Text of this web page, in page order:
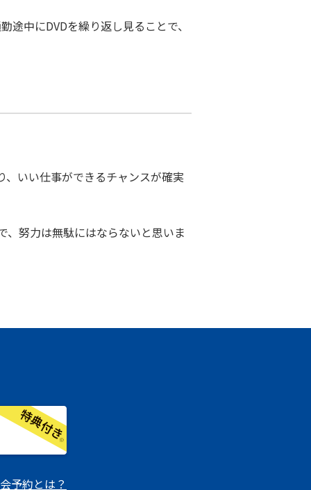
中にDVDを繰り返し見ることで、
、いい仕事ができるチャンスが確実
努力は無駄にはならないと思いま
予約とは？